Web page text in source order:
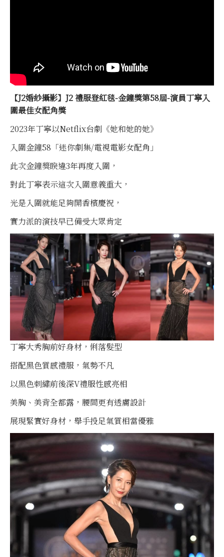
【J2婚紗攝影】J2 禮服登紅毯-金鐘獎第58屆-演員丁寧入
圍最佳女配角獎
2023年丁寧以Netflix台劇《她和她的她》
入圍金鐘58「迷你劇集/電視電影女配角」
此次金鐘獎睽違3年再度入圍，
對此丁寧表示這次入圍意義重大，
光是入圍就能足夠開香檳慶祝，
實力派的演技早已備受大眾肯定
丁寧大秀胸前好身材，俐落髮型
搭配黑色質感禮服，氣勢不凡
以黑色刺繡前後深V禮服性感亮相
美胸、美背全都露，腰間更有透膚設計
展現緊實好身材，舉手投足氣質相當優雅